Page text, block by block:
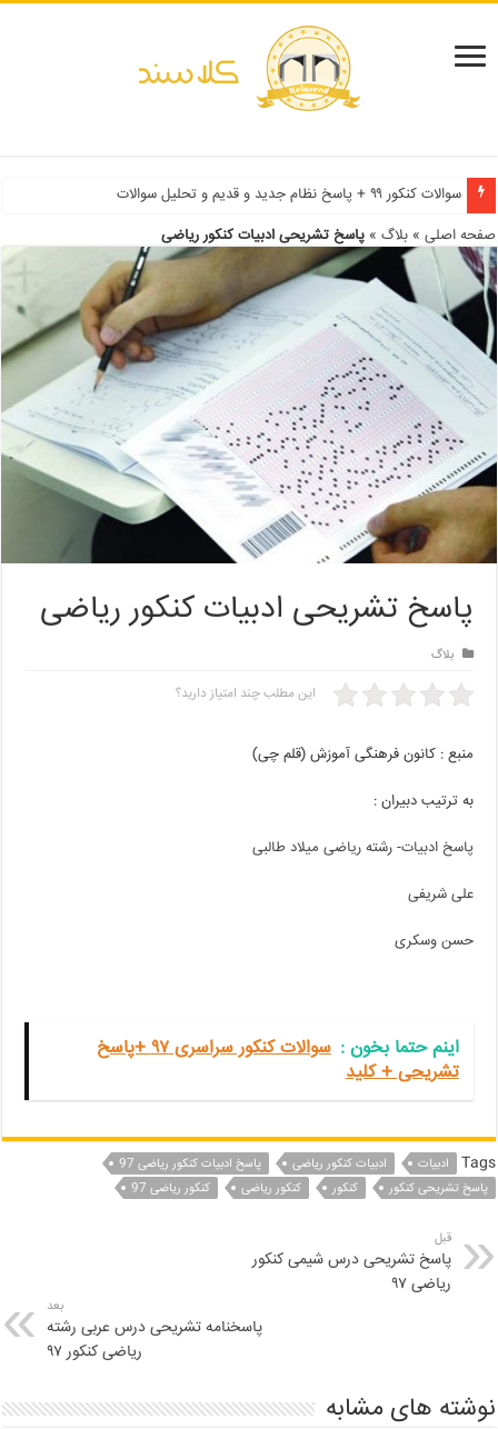
سوالات کنکور ۹۹ + پاسخ نظام جدید و قدیم و تحلیل سوالات
صفحه اصلی »بلاگ »پاسخ تشریحی ادبیات کنکور ریاضی
پاسخ تشریحی ادبیات کنکور ریاضی
بلاگ
این مطلب چند امتیاز دارید؟
منبع : کانون فرهنگی آموزش (قلم چی)
به ترتیب دبیران :
پاسخ ادبیات- رشته ریاضی میلاد طالبی
علی شریفی
حسن وسکری
اینم حتما بخون‌ :
سوالات کنکور سراسری ۹۷ +پاسخ
تشریحی + کلید
Tags ادبیات ادبیات کنکور ریاضی
پاسخ ادبیات کنکور ریاضی 97
پاسخ تشریحی کنکور
کنکور کنکور ریاضی کنکور ریاضی 97
قبل
پاسخ تشریحی درس شیمی کنکور
ریاضی ۹۷
بعد
پاسخنامه تشریحی درس عربی رشته
ریاضی کنکور ۹۷
نوشته های مشابه